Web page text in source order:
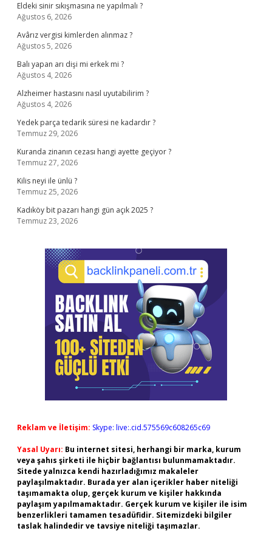
Eldeki sinir sıkışmasına ne yapılmalı ?
Ağustos 6, 2026
Avârız vergisi kimlerden alınmaz ?
Ağustos 5, 2026
Balı yapan arı dişi mi erkek mi ?
Ağustos 4, 2026
Alzheimer hastasını nasıl uyutabilirim ?
Ağustos 4, 2026
Yedek parça tedarik süresi ne kadardır ?
Temmuz 29, 2026
Kuranda zinanın cezası hangi ayette geçiyor ?
Temmuz 27, 2026
Kilis neyi ile ünlü ?
Temmuz 25, 2026
Kadıköy bit pazarı hangi gün açık 2025 ?
Temmuz 23, 2026
Reklam ve İletişim: Skype: live:.cid.575569c608265c69
Yasal Uyarı: Bu internet sitesi, herhangi bir marka, kurum
veya şahıs şirketi ile hiçbir bağlantısı bulunmamaktadır.
Sitede yalnızca kendi hazırladığımız makaleler
paylaşılmaktadır. Burada yer alan içerikler haber niteliği
taşımamakta olup, gerçek kurum ve kişiler hakkında
paylaşım yapılmamaktadır. Gerçek kurum ve kişiler ile isim
benzerlikleri tamamen tesadüfidir. Sitemizdeki bilgiler
taslak halindedir ve tavsiye niteliği taşımazlar.